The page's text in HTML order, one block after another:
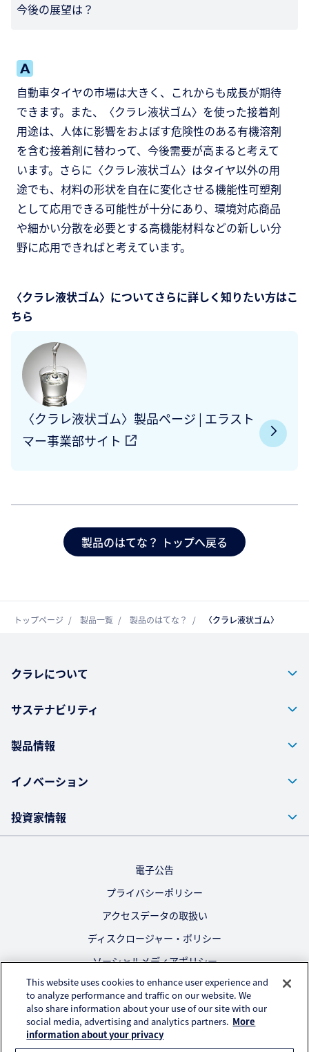
今後の展望は？
自動車タイヤの市場は大きく、これからも成長が期待
できます。また、〈クラレ液状ゴム〉を使った接着剤
用途は、人体に影響をおよぼす危険性のある有機溶剤
を含む接着剤に替わって、今後需要が高まると考えて
います。さらに〈クラレ液状ゴム〉はタイヤ以外の用
途でも、材料の形状を自在に変化させる機能性可塑剤
として応用できる可能性が十分にあり、環境対応商品
や細かい分散を必要とする高機能材料などの新しい分
野に応用できればと考えています。
〈クラレ液状ゴム〉についてさらに詳しく知りたい方はこ
ちら
〈クラレ液状ゴム〉製品ページ | エラスト
マー事業部サイト
製品のはてな？ トップへ戻る
トップページ 製品一覧 製品のはてな？ 〈クラレ液状ゴム〉
クラレについて
サステナビリティ
製品情報
イノベーション
投資家情報
電子公告
プライバシーポリシー
アクセスデータの取扱い
ディスクロージャー・ポリシー
ソーシャルメディアポリシー
ご利用にあたって
公式SNS
This website uses cookies to enhance user experience and
to analyze performance and traffic on our website. We
also share information about your use of our site with our
social media, advertising and analytics partners. More
information about your privacy